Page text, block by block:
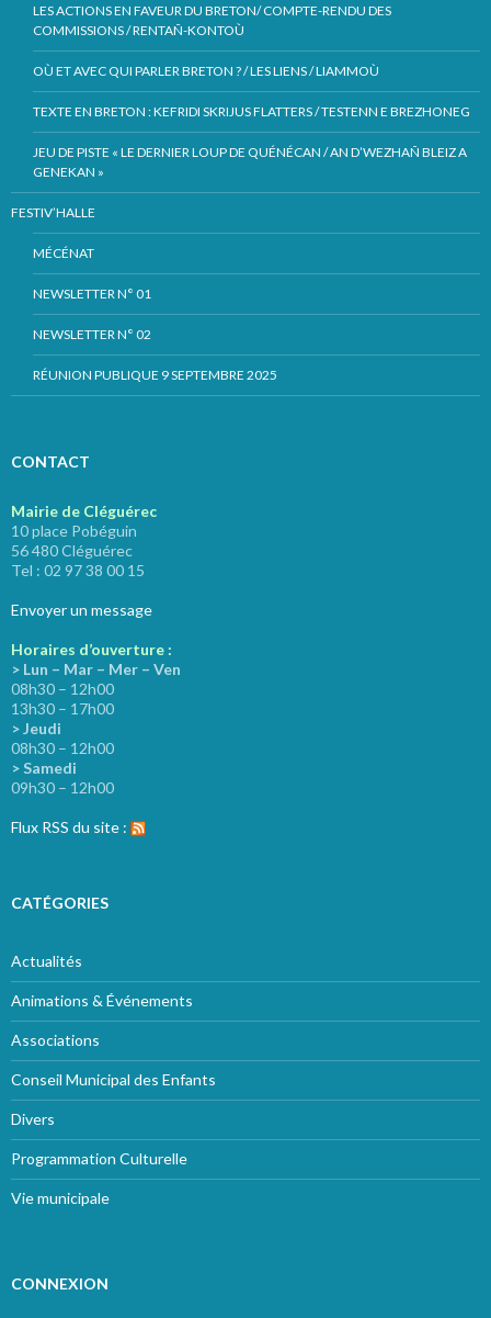
LES ACTIONS EN FAVEUR DU BRETON/ COMPTE-RENDU DES
COMMISSIONS / RENTAÑ-KONTOÙ
OÙ ET AVEC QUI PARLER BRETON ? / LES LIENS / LIAMMOÙ
TEXTE EN BRETON : KEFRIDI SKRIJUS FLATTERS / TESTENN E BREZHONEG
JEU DE PISTE « LE DERNIER LOUP DE QUÉNÉCAN / AN D’WEZHAÑ BLEIZ A
GENEKAN »
FESTIV’HALLE
MÉCÉNAT
NEWSLETTER N° 01
NEWSLETTER N° 02
RÉUNION PUBLIQUE 9 SEPTEMBRE 2025
CONTACT
Mairie de Cléguérec
10 place Pobéguin
56 480 Cléguérec
Tel : 02 97 38 00 15
Envoyer un message
Horaires d’ouverture :
> Lun – Mar – Mer – Ven
08h30 – 12h00
13h30 – 17h00
> Jeudi
08h30 – 12h00
> Samedi
09h30 – 12h00
Flux RSS du site :
CATÉGORIES
Actualités
Animations & Événements
Associations
Conseil Municipal des Enfants
Divers
Programmation Culturelle
Vie municipale
CONNEXION